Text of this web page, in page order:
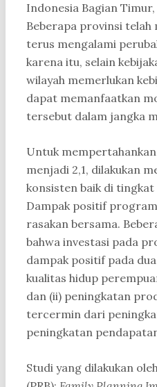
Indonesia Bagian
Beberapa provinsi telah
terus mengalami
karena itu, selain
wilayah memerlukan
dapat memanfaatkan
tersebut dalam jangka
Untuk
menjadi 2,1, dilakukan
konsisten baik di
Dampak positif
rasakan bersama.
bahwa investasi pada
dampak positif pada
kualitas hidup
dan (ii) peningkatan
tercermin dari
peningkatan
Studi yang dilakukan